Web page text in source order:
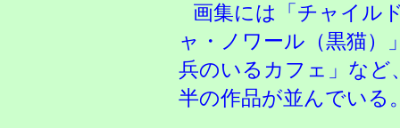
画集には「チャイル
ャ・ノワール（黒猫）
兵のいるカフェ」など
半の作品が並んでいる